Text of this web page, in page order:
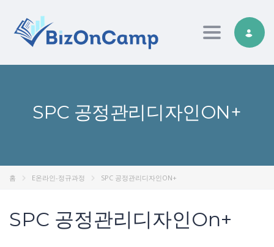
Toggle
SPC 공정관리디자인ON+
홈 E온라인-정규과정 SPC 공정관리디자인ON+
SPC 공정관리디자인On+